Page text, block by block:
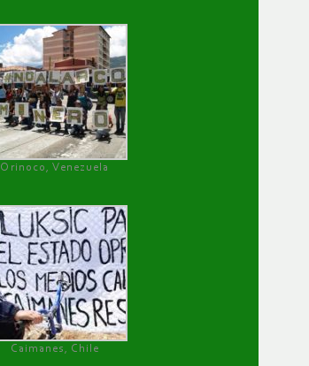
Orinoco, Venezuela
Caimanes, Chile